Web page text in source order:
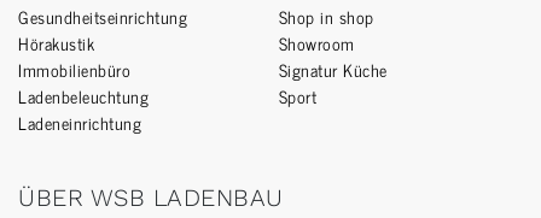
Gesundheitseinrichtung
Hörakustik
Immobilienbüro
Ladenbeleuchtung
Ladeneinrichtung
Shop in shop
Showroom
Signatur Küche
Sport
ÜBER WSB LADENBAU